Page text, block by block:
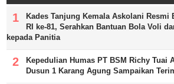
Kades Tanjung Kemala Askolani Resmi
RI ke-81, Serahkan Bantuan Bola Voli
kepada Panitia
Kepedulian Humas PT BSM Richy Tuai
Dusun 1 Karang Agung Sampaikan